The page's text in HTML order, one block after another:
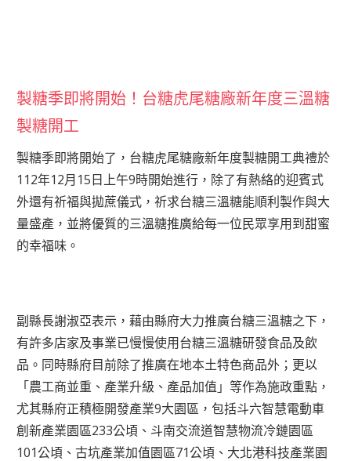
製糖季即將開始！台糖虎尾糖廠新年度三溫糖
製糖開工
製糖季即將開始了，台糖虎尾糖廠新年度製糖開工典禮於
112年12月15日上午9時開始進行，除了有熱絡的迎賓式
外還有祈福與拋蔗儀式，祈求台糖三溫糖能順利製作與大
量盛產，並將優質的三溫糖推廣給每一位民眾享用到甜蜜
的幸福味。
副縣長謝淑亞表示，藉由縣府大力推廣台糖三溫糖之下，
有許多店家及事業已慢慢使用台糖三溫糖研發食品及飲
品。同時縣府目前除了推廣在地本土特色商品外；更以
「農工商並重、產業升級、產品加值」等作為施政重點，
尤其縣府正積極開發產業9大園區，包括斗六智慧電動車
創新產業園區233公頃、斗南交流道智慧物流冷鏈園區
101公頃、古坑產業加值園區71公頃、大北港科技產業園